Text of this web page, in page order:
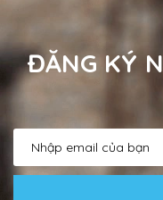
ĐĂNG KÝ